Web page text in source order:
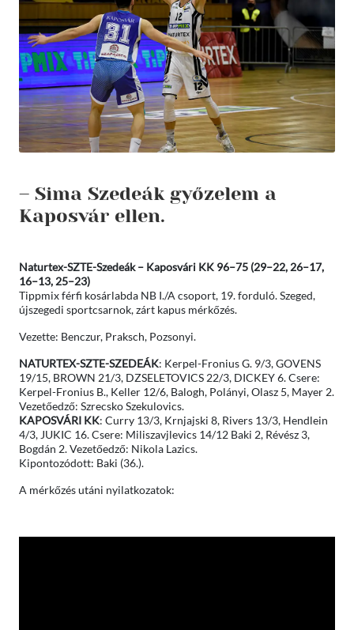
– Sima Szedeák győzelem a
Kaposvár ellen.
Naturtex-SZTE-Szedeák – Kaposvári KK 96–75 (29–22, 26–17,
16–13, 25–23)
Tippmix férfi kosárlabda NB I./A csoport, 19. forduló. Szeged,
újszegedi sportcsarnok, zárt kapus mérkőzés.
Vezette: Benczur, Praksch, Pozsonyi.
NATURTEX-SZTE-SZEDEÁK: Kerpel-Fronius G. 9/3, GOVENS
19/15, BROWN 21/3, DZSELETOVICS 22/3, DICKEY 6. Csere:
Kerpel-Fronius B., Keller 12/6, Balogh, Polányi, Olasz 5, Mayer 2.
Vezetőedző: Szrecsko Szekulovics.
KAPOSVÁRI KK: Curry 13/3, Krnjajski 8, Rivers 13/3, Hendlein
4/3, JUKIC 16. Csere: Miliszavjlevics 14/12 Baki 2, Révész 3,
Bogdán 2. Vezetőedző: Nikola Lazics.
Kipontozódott: Baki (36.).
A mérkőzés utáni nyilatkozatok: